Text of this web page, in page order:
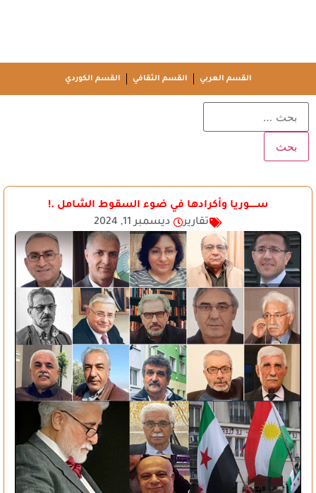
القسم العربي القسم الثقافي القسم الكوردي
ســـــوريا وأكرادها في ضوء السقوط الشامل .!
تقارير
ديسمبر 11, 2024